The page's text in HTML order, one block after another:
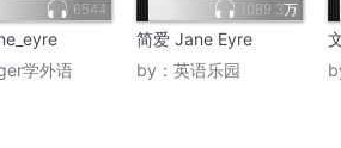
6544
学外语
1089.3万
简爱 Jane Eyre
by： 英语乐园